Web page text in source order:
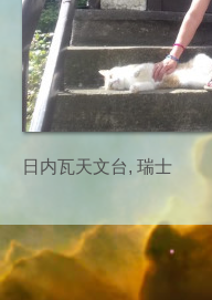
日内瓦天文台, 瑞士